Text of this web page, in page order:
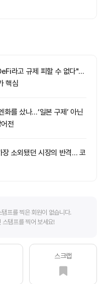
라고 규제 피할 수 없다"…
핵심
화를 샀나…‘일본 구제’ 아닌
전
장 소외됐던 시장의 반격… 코
탬프를 찍은 회원이 없습니다.
스탬프를 찍어 보세요!
스크랩